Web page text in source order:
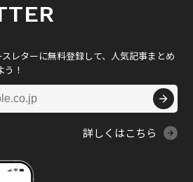
レターに無料登録して、人気記事まとめ
う！
詳しくはこちら